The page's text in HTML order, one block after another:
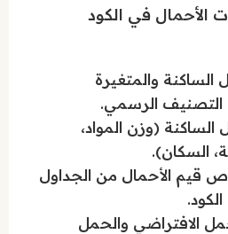
الأحمال في الكود
الساكنة والمتغيرة
التصنيف الرسمي.
الساكنة (وزن المواد،
السكان).
قيم الأحمال من الجداول
الافتراضي والحمل